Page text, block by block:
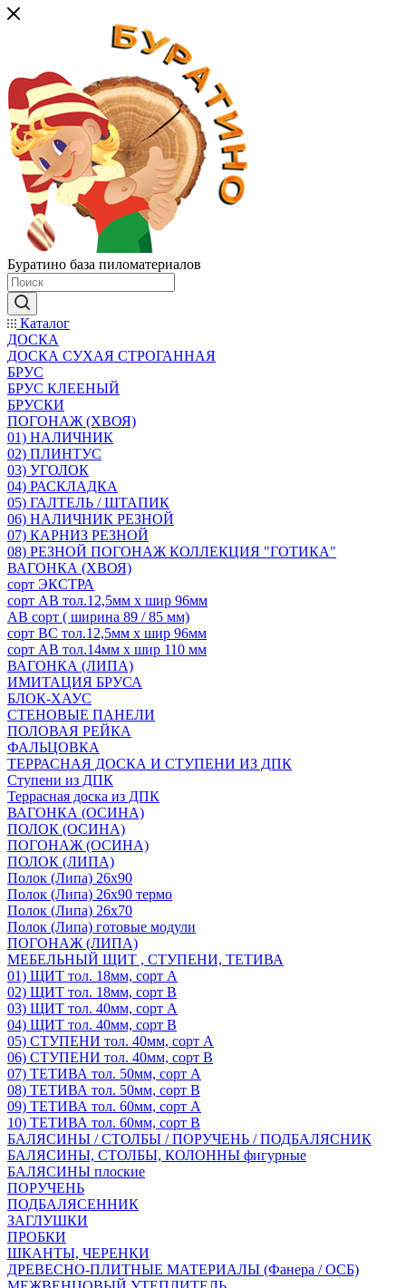
Буратино база пиломатериалов
Каталог
ДОСКА
ДОСКА СУХАЯ СТРОГАННАЯ
БРУС
БРУС КЛЕЕНЫЙ
БРУСКИ
ПОГОНАЖ (ХВОЯ)
01) НАЛИЧНИК
02) ПЛИНТУС
03) УГОЛОК
04) РАСКЛАДКА
05) ГАЛТЕЛЬ / ШТАПИК
06) НАЛИЧНИК РЕЗНОЙ
07) КАРНИЗ РЕЗНОЙ
08) РЕЗНОЙ ПОГОНАЖ КОЛЛЕКЦИЯ "ГОТИКА"
ВАГОНКА (ХВОЯ)
сорт ЭКСТРА
сорт АВ тол.12,5мм х шир 96мм
АВ сорт ( ширина 89 / 85 мм)
сорт ВС тол.12,5мм х шир 96мм
сорт АВ тол.14мм х шир 110 мм
ВАГОНКА (ЛИПА)
ИМИТАЦИЯ БРУСА
БЛОК-ХАУС
СТЕНОВЫЕ ПАНЕЛИ
ПОЛОВАЯ РЕЙКА
ФАЛЬЦОВКА
ТЕРРАСНАЯ ДОСКА И СТУПЕНИ ИЗ ДПК
Ступени из ДПК
Террасная доска из ДПК
ВАГОНКА (ОСИНА)
ПОЛОК (ОСИНА)
ПОГОНАЖ (ОСИНА)
ПОЛОК (ЛИПА)
Полок (Липа) 26х90
Полок (Липа) 26х90 термо
Полок (Липа) 26х70
Полок (Липа) готовые модули
ПОГОНАЖ (ЛИПА)
МЕБЕЛЬНЫЙ ЩИТ , СТУПЕНИ, ТЕТИВА
01) ЩИТ тол. 18мм, сорт А
02) ЩИТ тол. 18мм, сорт В
03) ЩИТ тол. 40мм, сорт А
04) ЩИТ тол. 40мм, сорт В
05) СТУПЕНИ тол. 40мм, сорт А
06) СТУПЕНИ тол. 40мм, сорт В
07) ТЕТИВА тол. 50мм, сорт А
08) ТЕТИВА тол. 50мм, сорт В
09) ТЕТИВА тол. 60мм, сорт А
10) ТЕТИВА тол. 60мм, сорт В
БАЛЯСИНЫ / СТОЛБЫ / ПОРУЧЕНЬ / ПОДБАЛЯСНИК
БАЛЯСИНЫ, СТОЛБЫ, КОЛОННЫ фигурные
БАЛЯСИНЫ плоские
ПОРУЧЕНЬ
ПОДБАЛЯСЕННИК
ЗАГЛУШКИ
ПРОБКИ
ШКАНТЫ, ЧЕРЕНКИ
ДРЕВЕСНО-ПЛИТНЫЕ МАТЕРИАЛЫ (Фанера / ОСБ)